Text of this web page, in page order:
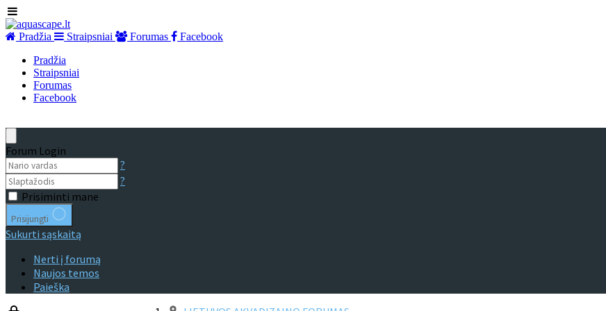
Pradžia Straipsniai Forumas
Facebook
Pradžia
Straipsniai
Forumas
Facebook
Forum Login
?
?
Prisiminti mane
Prisijungti
Sukurti sąskaitą
Nerti į forumą
Naujos temos
Paieška